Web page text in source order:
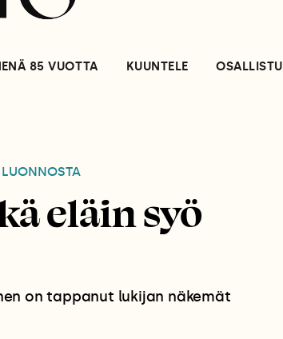
85 VUOTTA KUUNTELE OSALLISTU
LUONNOSTA
eläin syö
on tappanut lukijan näkemät